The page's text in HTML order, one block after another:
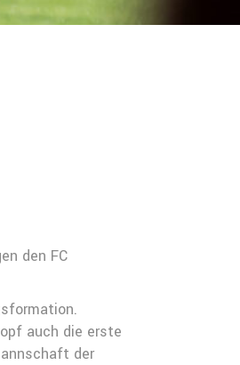
den FC
auch die erste
der